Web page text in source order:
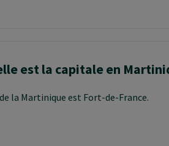
est la capitale en
la Martinique est Fort-de-France.